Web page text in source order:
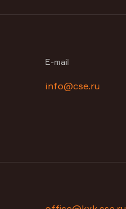
E-mail
info@cse.ru